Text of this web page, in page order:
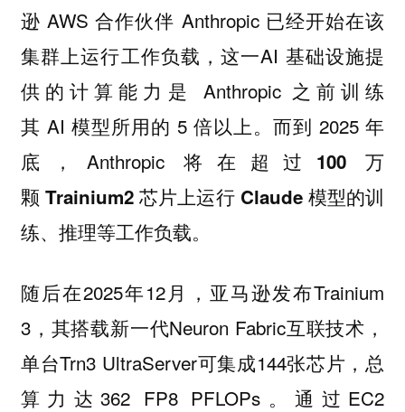
逊 AWS 合作伙伴 Anthropic 已经开始在该
集群上运行工作负载，这一AI 基础设施提
供的计算能力是 Anthropic 之前训练
其 AI 模型所用的 5 倍以上。而到 2025 年
底，Anthropic 将在 超过100 万
颗 Trainium2 芯片上运行 Claude 模型的训
练、推理等工作负载。
随后在2025年12月，亚马逊发布Trainium
3，其搭载新一代Neuron Fabric互联技术，
单台Trn3 UltraServer可集成144张芯片，总
算力达362 FP8 PFLOPs。通过EC2